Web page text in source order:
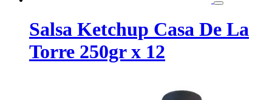
Salsa Ketchup Casa De La
Torre 250gr x 12